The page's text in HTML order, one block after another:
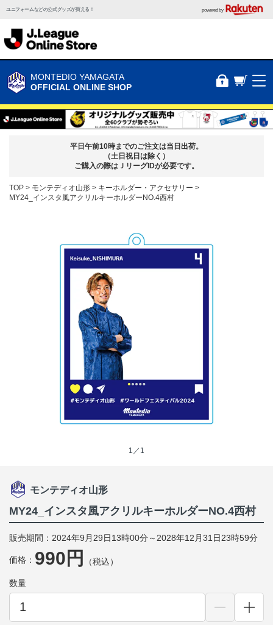
ユニフォームなどの公式グッズが買える！ powered by
MONTEDIO YAMAGATA
OFFICIAL ONLINE SHOP
平日午前10時までのご注文は当日出荷。
（土日祝日は除く）
ご購入の際はＪリーグIDが必要です。
TOP モンテディオ山形
キーホルダー・アクセサリー
MY24_インスタ風アクリルキーホルダーNO.4西村
1／1
モンテディオ山形
MY24_インスタ風アクリルキーホルダーNO.4西村
販売期間：2024年9月29日13時00分～2028年12月31日23時59分
価格： 990円 （税込）
数量